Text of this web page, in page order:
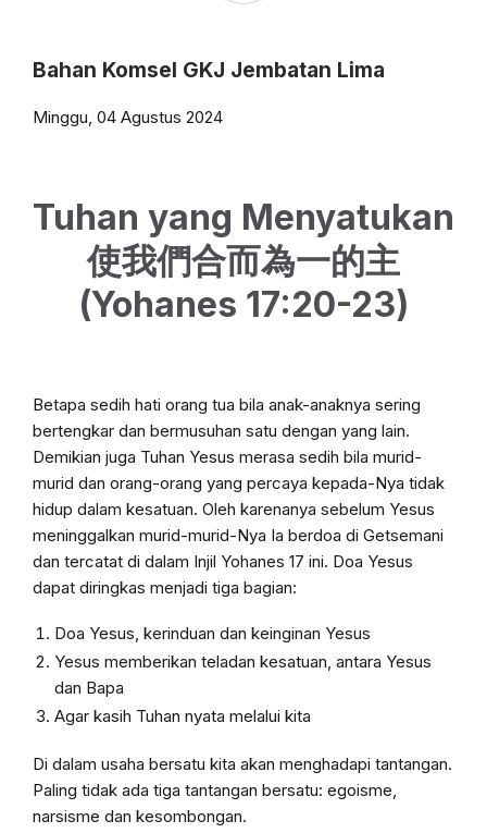
Bahan Komsel GKJ Jembatan Lima
Minggu, 04 Agustus 2024
Tuhan yang Menyatukan
使我們合而為一的主
(Yohanes 17:20-23)
Betapa sedih hati orang tua bila anak-anaknya sering
bertengkar dan bermusuhan satu dengan yang lain.
Demikian juga Tuhan Yesus merasa sedih bila murid-
murid dan orang-orang yang percaya kepada-Nya tidak
hidup dalam kesatuan. Oleh karenanya sebelum Yesus
meninggalkan murid-murid-Nya Ia berdoa di Getsemani
dan tercatat di dalam Injil Yohanes 17 ini. Doa Yesus
dapat diringkas menjadi tiga bagian:
Doa Yesus, kerinduan dan keinginan Yesus
Yesus memberikan teladan kesatuan, antara Yesus
dan Bapa
Agar kasih Tuhan nyata melalui kita
Di dalam usaha bersatu kita akan menghadapi tantangan.
Paling tidak ada tiga tantangan bersatu: egoisme,
narsisme dan kesombongan.